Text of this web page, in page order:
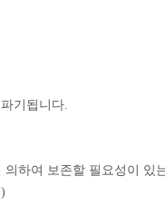
기됩니다.
하여 보존할 필요성이 있